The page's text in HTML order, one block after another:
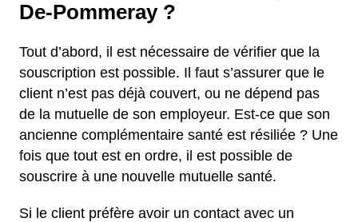
De-Pommeray ?
Tout d’abord, il est nécessaire de vérifier que la
souscription est possible. Il faut s’assurer que le
client n’est pas déjà couvert, ou ne dépend pas
de la mutuelle de son employeur. Est-ce que son
ancienne complémentaire santé est résiliée ? Une
fois que tout est en ordre, il est possible de
souscrire à une nouvelle mutuelle santé.
Si le client préfère avoir un contact avec un